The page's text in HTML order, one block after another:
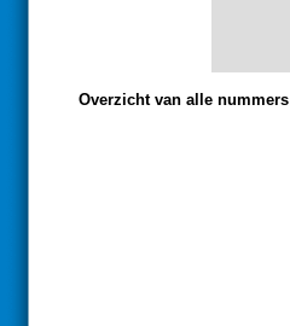
Overzicht van alle nummers